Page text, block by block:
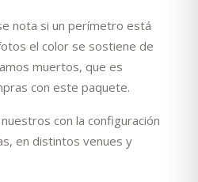
nota si un perímetro está
el color se sostiene de
muertos, que es
con este paquete.
con la configuración
en distintos venues y